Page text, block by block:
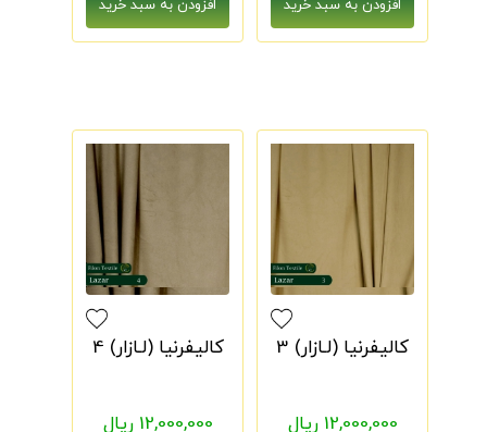
کالیفرنیا (لـازار) 3
12,000,000 ریال
کالیفرنیا (لـازار) 4
12,000,000 ریال